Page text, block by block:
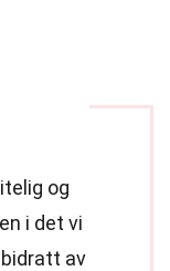
og
i det vi
av